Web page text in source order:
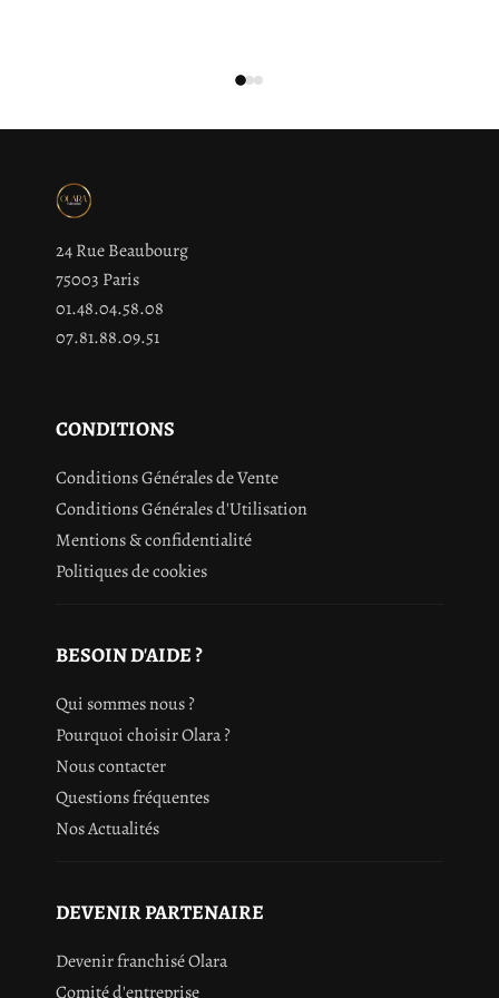
24 Rue Beaubourg
75003 Paris
01.48.04.58.08
07.81.88.09.51
CONDITIONS
Conditions Générales de Vente
Conditions Générales d'Utilisation
Mentions & confidentialité
Politiques de cookies
BESOIN D'AIDE ?
Qui sommes nous ?
Pourquoi choisir Olara ?
Nous contacter
Questions fréquentes
Nos Actualités
DEVENIR PARTENAIRE
Devenir franchisé Olara
Comité d'entreprise